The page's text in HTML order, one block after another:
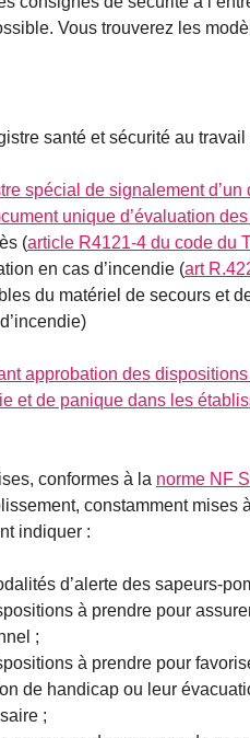
Vous trouverez les
santé et sécurité au
spécial de signalement
unique d’évaluation
(article R4121-4 du code du
en cas d’incendie (art
du matériel de secours et
approbation des
et de panique dans les
conformes à la norme NF
constamment mises
indiquer :
d’alerte des sapeurs-
à prendre pour
;
à prendre pour
de handicap ou leur
;